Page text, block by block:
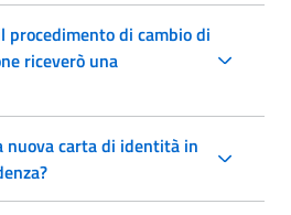
procedimento di cambio di
riceverò una
nuova carta di identità in